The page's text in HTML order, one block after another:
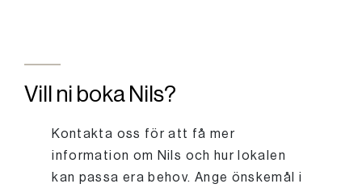
Vill ni boka Nils?
Kontakta oss för att få mer
information om Nils och hur lokalen
kan passa era behov. Ange önskemål i